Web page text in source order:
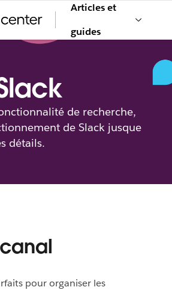
Articles et
guides
de recherche,
de Slack jusque
détails.
pour organiser les